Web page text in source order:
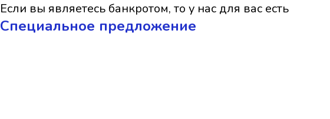
Если вы являетесь банкротом, то у нас для вас есть
Cпециальное предложение